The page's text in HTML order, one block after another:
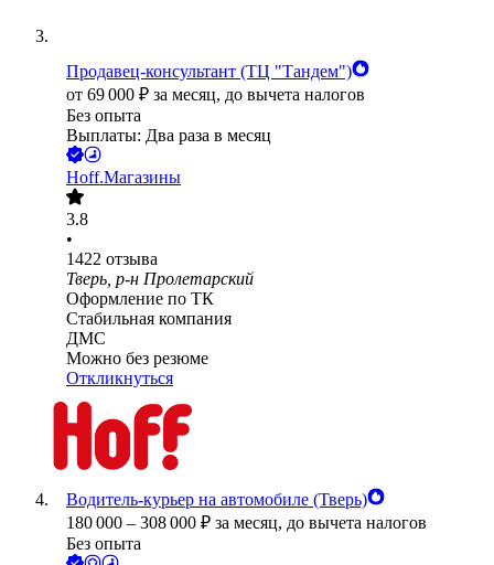
Продавец-консультант (ТЦ "Тандем")
от 69 000 ₽ за месяц, до вычета налогов
Без опыта
Выплаты: Два раза в месяц
Hoff.Магазины
3.8
•
1422 отзыва
Тверь, р-н Пролетарский
Оформление по ТК
Стабильная компания
ДМС
Можно без резюме
Откликнуться
Водитель-курьер на автомобиле (Тверь)
180 000 – 308 000 ₽ за месяц, до вычета налогов
Без опыта